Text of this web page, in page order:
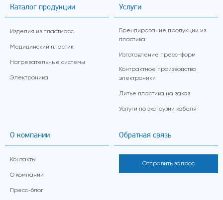
Каталог продукции
Изделия из пластмасс
Медицинский пластик
Нагревательные системы
Электроника
Услуги
Брендирование продукции из
пластика
Изготовление пресс-форм
Контрактное производство
электроники
Литье пластика на заказ
Услуги по экструзии кабеля
О компании
Контакты
О компании
Пресс-блог
Обратная связь
Отправить запрос